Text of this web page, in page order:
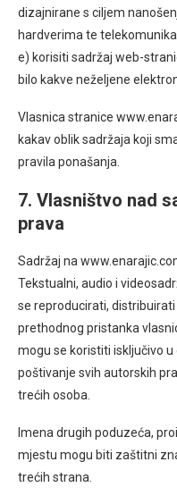
dizajnirane s ciljem
hardverima te
e) korisiti sadržaj web-
bilo kakve neželjene
Vlasnica stranice
kakav oblik sadržaja koji
pravila ponašanja.
7. Vlasništvo nad
prava
Sadržaj na
Tekstualni, audio i
se reproducirati,
prethodnog pristanka
mogu se koristiti isključivo
poštivanje svih autorskih
trećih osoba.
Imena drugih poduzeća,
mjestu mogu biti zaštitni
trećih strana.